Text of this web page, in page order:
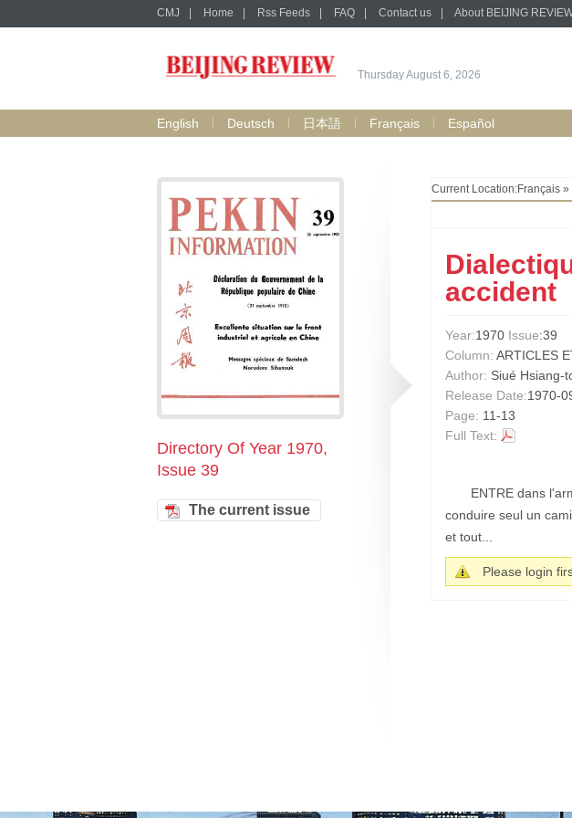
CMJ Home Rss Feeds FAQ Contact us About BEIJING
Thursday August 6, 2026
English Deutsch 日本語 Français Español
Directory Of Year 1970,
Issue 39
The current issue
Current Location:Français »
accident
Year:1970 Issue:39
Column: ARTICLES
Author: Siué Hsiang-
Release Date:1970-
Page: 11-13
Full Text:
ENTRE dans
conduire seul un
et tout...
Please login